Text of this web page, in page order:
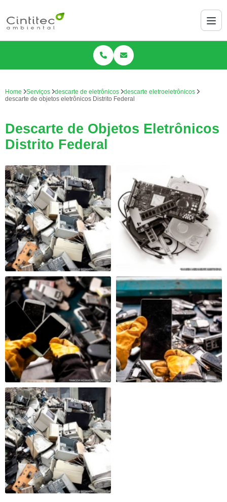
Home Serviços descarte de eletrônicos
descarte eletroeletrônicos
descarte de objetos eletrônicos Distrito Federal
Descarte de Objetos Eletrônicos
Distrito Federal